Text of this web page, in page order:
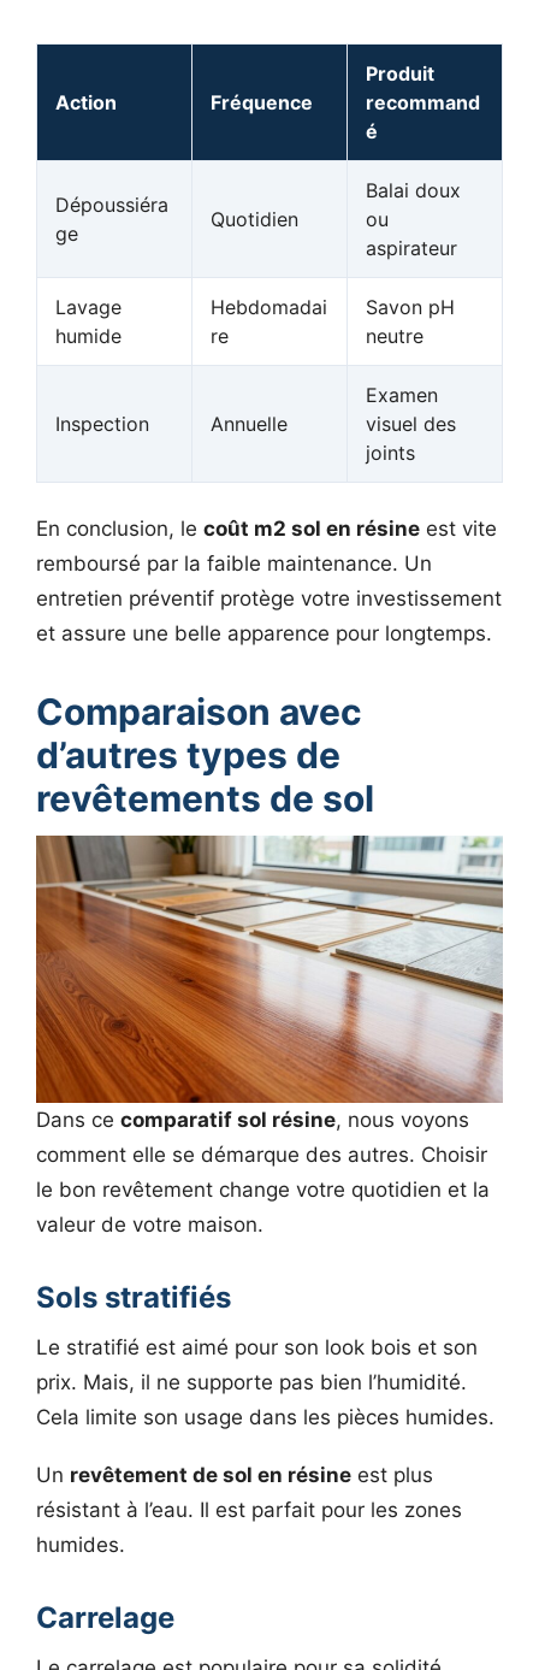
Action Fréquence
Produit
recommand
é
Dépoussiéra
ge
Quotidien
Balai doux
ou
aspirateur
Lavage
humide
Hebdomadai
re
Savon pH
neutre
Inspection Annuelle
Examen
visuel des
joints
En conclusion, le coût m2 sol en résine est vite
remboursé par la faible maintenance. Un
entretien préventif protège votre investissement
et assure une belle apparence pour longtemps.
Comparaison avec
d’autres types de
revêtements de sol
Dans ce comparatif sol résine, nous voyons
comment elle se démarque des autres. Choisir
le bon revêtement change votre quotidien et la
valeur de votre maison.
Sols stratifiés
Le stratifié est aimé pour son look bois et son
prix. Mais, il ne supporte pas bien l’humidité.
Cela limite son usage dans les pièces humides.
Un revêtement de sol en résine est plus
résistant à l’eau. Il est parfait pour les zones
humides.
Carrelage